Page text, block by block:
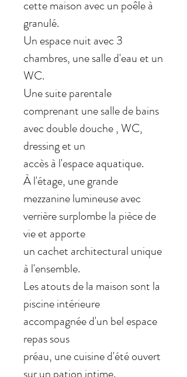
cette maison avec un poêle à
granulé.
Un espace nuit avec 3
chambres, une salle d'eau et un
WC.
Une suite parentale
comprenant une salle de bains
avec double douche , WC,
dressing et un
accès à l'espace aquatique.
À l'étage, une grande
mezzanine lumineuse avec
verrière surplombe la pièce de
vie et apporte
un cachet architectural unique
à l'ensemble.
Les atouts de la maison sont la
piscine intérieure
accompagnée d'un bel espace
repas sous
préau, une cuisine d'été ouvert